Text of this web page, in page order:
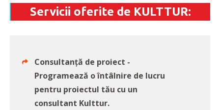
Servicii oferite de KULTTUR:
Consultanță de proiect -
Programează o întâlnire de lucru
pentru proiectul tău cu un
consultant Kulttur.